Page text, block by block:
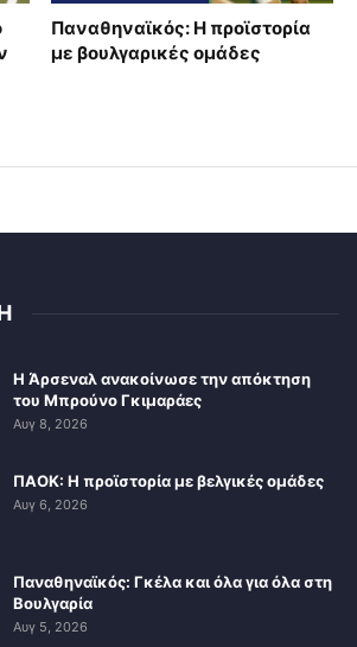
Παναθηναϊκός: Η προϊστορία
με βουλγαρικές ομάδες
Η Άρσεναλ ανακοίνωσε την απόκτηση
του Μπρούνο Γκιμαράες
Αυγ 8, 2026
ΠΑΟΚ: Η προϊστορία με βελγικές ομάδες
Αυγ 6, 2026
Παναθηναϊκός: Γκέλα και όλα για όλα στη
Βουλγαρία
Αυγ 5, 2026